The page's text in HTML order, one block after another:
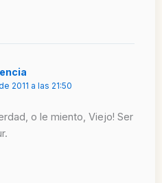
2011 a las 21:50
o le miento, Viejo! Ser